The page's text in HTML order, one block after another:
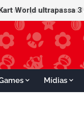
ganha data no
Mídias